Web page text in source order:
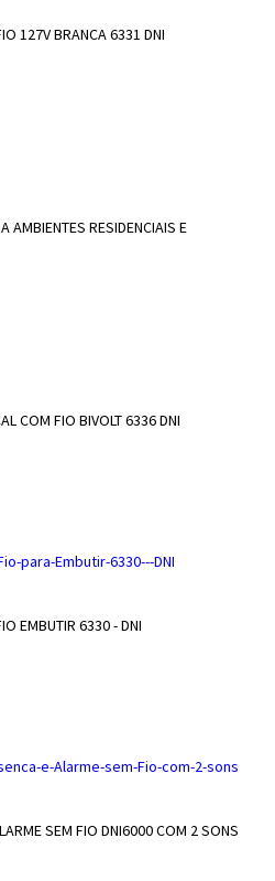
Pix
127V BRANCA 6331 DNI
AMBIENTES RESIDENCIAIS E
COM FIO BIVOLT 6336 DNI
EMBUTIR 6330 - DNI
SEM FIO DNI6000 COM 2 SONS